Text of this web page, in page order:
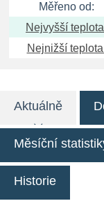
Měřeno od:
Nejvyšší
Nejnižší
Aktuálně
Měsíční
Historie